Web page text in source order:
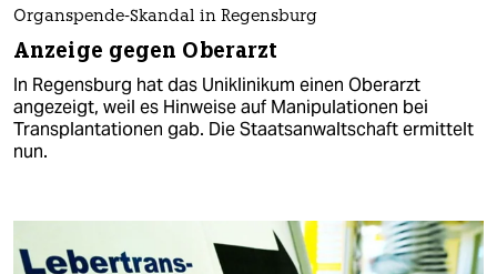
Organspende-Skandal in Regensburg
Anzeige gegen Oberarzt
In Regensburg hat das Uniklinikum einen Oberarzt
angezeigt, weil es Hinweise auf Manipulationen bei
Transplantationen gab. Die Staatsanwaltschaft ermittelt
nun.